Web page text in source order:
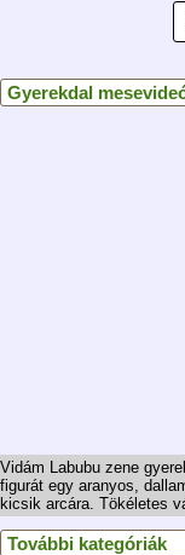
Gyerekdal
Vidám Labubu zene
figurát egy aranyos,
kicsik arcára. Tökéletes
További kategóriák